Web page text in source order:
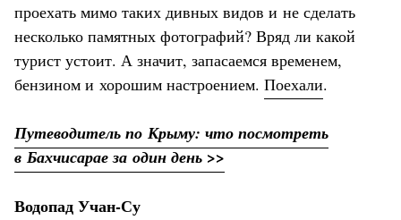
проехать мимо таких дивных видов и не сделать
несколько памятных фотографий? Вряд ли какой
турист устоит. А значит, запасаемся временем,
бензином и хорошим настроением. Поехали.
Путеводитель по Крыму: что посмотреть
в Бахчисарае за один день >>
Водопад Учан-Су